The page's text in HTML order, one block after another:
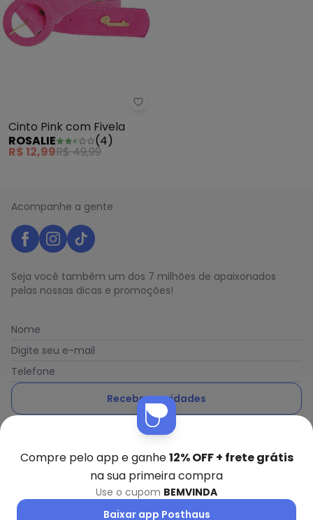
Rosalie - Cinto Pink com Fivela
Cinto Pink com Fivela
ROSALIE
(4)
R$ 12,99R$ 49,99
Acompanhe a gente
Seja você também um dos 7 milhões de apaixonados
pelas nossas dicas e promoções!
Nome
Digite seu e-mail
Telefone
Receber novidades
Ao enviar o cadastro, você concorda com a nossa
Posthaus é uma marca da Posthaus Ltda / CNPJ:
Compre pelo app e ganhe12% OFF + frete grátis
na sua primeira compra
Use o cupom BEMVINDA
Baixar app Posthaus